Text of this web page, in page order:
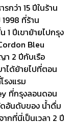
ว่า 15 ปีในร้าน
ที่ร้าน
1 ปีเขาย้ายไปกรุง
Bleu
2 ปีกับเรือ
ได้ย้ายไปที่ตอน
รงแรม
ที่กรุงลอนดอน
ดอันดับของ น้ำดื่ม
กที่นี่เป็นเวลา 2 ปี